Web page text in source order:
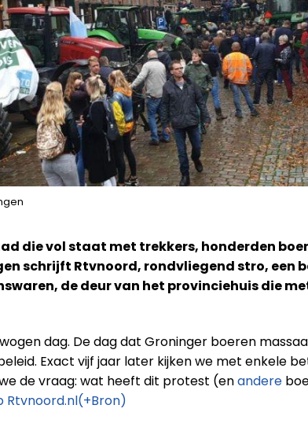
die vol staat met trekkers, honderden
schrijft Rtvnoord, rondvliegend stro, een
de deur van het provinciehuis die
dag. De dag dat Groninger boeren
Exact vijf jaar later kijken we met enkele
de vraag: wat heeft dit protest (enandere
Rtvnoord.nl(+Bron)